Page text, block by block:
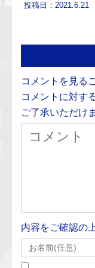
投稿日：2021.6.21
コメントを見る
コメントに対す
ご了承いただけ
内容をご確認の